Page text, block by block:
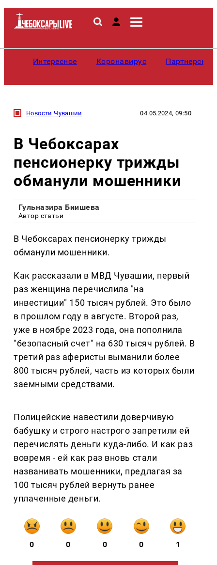
Интересное Коронавирус
Новости Чувашии 04.05.2024, 09:50
В Чебоксарах
пенсионерку трижды
обманули мошенники
Гульназира Биишева
Автор статьи
В Чебоксарах пенсионерку трижды
обманули мошенники.
Как рассказали в МВД Чувашии, первый
раз женщина перечислила "на
инвестиции" 150 тысяч рублей. Это было
в прошлом году в августе. Второй раз,
уже в ноябре 2023 года, она пополнила
"безопасный счет" на 630 тысяч рублей. В
третий раз аферисты выманили более
800 тысяч рублей, часть из которых были
заемными средствами.
Полицейские навестили доверчивую
бабушку и строго настрого запретили ей
перечислять деньги куда-либо. И как раз
вовремя - ей как раз вновь стали
названивать мошенники, предлагая за
100 тысяч рублей вернуть ранее
уплаченные деньги.
0 0 0 0 1